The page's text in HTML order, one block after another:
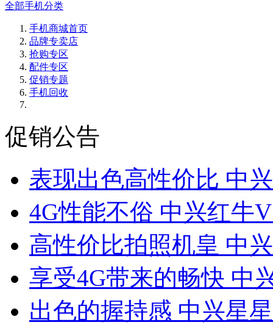
全部手机分类
手机商城首页
品牌专卖店
抢购专区
配件专区
促销专题
手机回收
促销公告
表现出色高性价比 中
4G性能不俗 中兴红牛
高性价比拍照机皇 中
享受4G带来的畅快 中
出色的握持感 中兴星